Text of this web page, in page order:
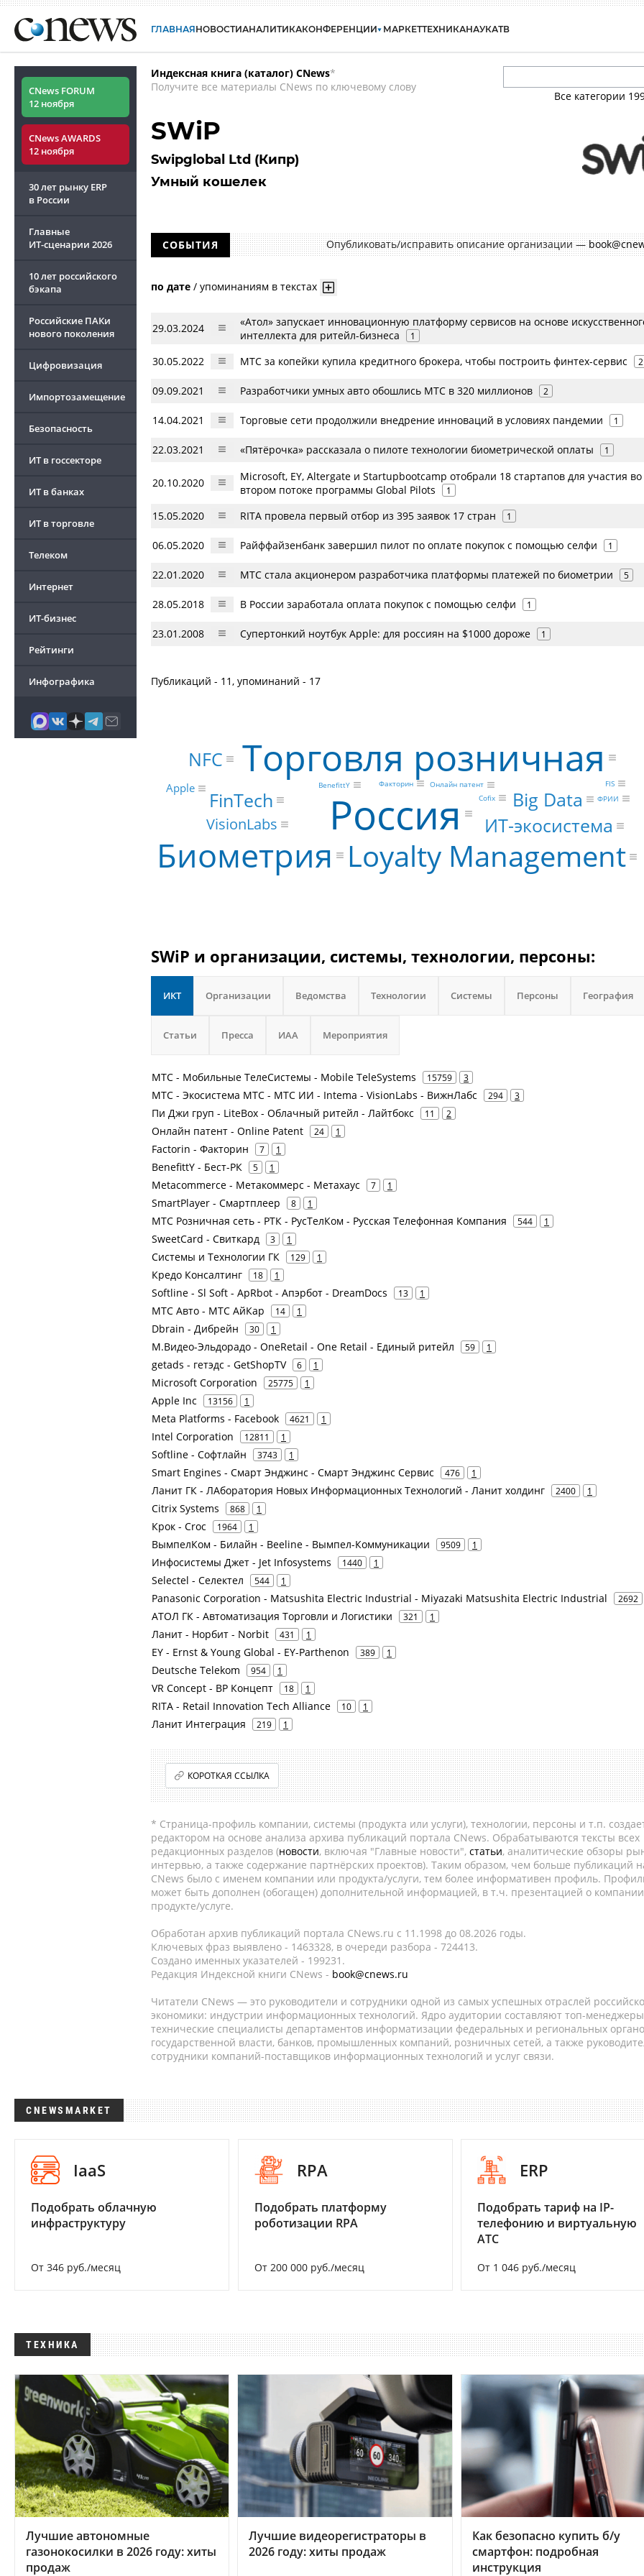
ГЛАВНАЯНОВОСТИАНАЛИТИКАКОНФЕРЕНЦИИ МАРКЕТТЕХНИКАНАУКАТВ
CNews FORUM
12 ноября
CNews AWARDS
12 ноября
30 лет рынку ERP
в России
Главные
ИТ-сценарии 2026
10 лет российского
бэкапа
Российские ПАКи
нового поколения
Цифровизация
Импортозамещение
Безопасность
ИТ в госсекторе
ИТ в банках
ИТ в торговле
Телеком
Интернет
ИТ-бизнес
Рейтинги
Инфографика
Индексная книга (каталог) CNews*
Получите все материалы CNews по ключевому слову
Все категории
SWiP
Swipglobal Ltd (Кипр)
Умный кошелек
СОБЫТИЯ Опубликовать/исправить описание организации —
по дате / упоминаниям в текстах
29.03.2024
«Атол» запускает инновационную платформу сервисов на основе
интеллекта для ритейл-бизнеса
1
30.05.2022 МТС за копейки купила кредитного брокера, чтобы построить финтех-сервис 2
09.09.2021 Разработчики умных авто обошлись МТС в 320 миллионов 2
14.04.2021 Торговые сети продолжили внедрение инноваций в условиях пандемии 1
22.03.2021 «Пятёрочка» рассказала о пилоте технологии биометрической оплаты 1
20.10.2020
Microsoft, EY, Altergate и Startupbootcamp отобрали 18 стартапов для участия во
втором потоке программы Global Pilots
1
15.05.2020 RITA провела первый отбор из 395 заявок 17 стран 1
06.05.2020 Райффайзенбанк завершил пилот по оплате покупок с помощью селфи 1
22.01.2020 МТC стала акционером разработчика платформы платежей по биометрии 5
28.05.2018 В России заработала оплата покупок с помощью селфи 1
23.01.2008 Супертонкий ноутбук Apple: для россиян на $1000 дороже 1
Публикаций - 11, упоминаний - 17
Россия
Торговля розничная
Биометрия Loyalty Management
ИТ-экосистема
Big Data
FinTech
NFC
VisionLabs
Apple Онлайн патент
Факторин
BenefittY
Cofix
ФРИИ
FIS
SWiP и организации, системы, технологии, персоны:
ИКТ Организации Ведомства Технологии Системы Персоны География
Статьи Пресса ИАА Мероприятия
МТС - Мобильные ТелеСистемы - Mobile TeleSystems 15759 3
МТС - Экосистема МТС - МТС ИИ - Intema - VisionLabs - ВижнЛабс 294 3
Пи Джи груп - LiteBox - Облачный ритейл - Лайтбокс 11 2
Онлайн патент - Online Patent 24 1
Factorin - Факторин 7 1
BenefittY - Бест-РК 5 1
Metacommerce - Метакоммерс - Метахаус 7 1
SmartPlayer - Смартплеер 8 1
МТС Розничная сеть - РТК - РусТелКом - Русская Телефонная Компания 544 1
SweetCard - Свиткард 3 1
Системы и Технологии ГК 129 1
Кредо Консалтинг 18 1
Softline - Sl Soft - ApRbot - Апэрбот - DreamDocs 13 1
МТС Авто - МТС АйКар 14 1
Dbrain - Дибрейн 30 1
М.Видео-Эльдорадо - OneRetail - One Retail - Единый ритейл 59 1
getads - гетэдс - GetShopTV 6 1
Microsoft Corporation 25775 1
Apple Inc 13156 1
Meta Platforms - Facebook 4621 1
Intel Corporation 12811 1
Softline - Софтлайн 3743 1
Smart Engines - Смарт Энджинс - Смарт Энджинс Сервис 476 1
Ланит ГК - ЛАборатория Новых Информационных Технологий - Ланит холдинг 2400 1
Citrix Systems 868 1
Крок - Croc 1964 1
ВымпелКом - Билайн - Beeline - Вымпел-Коммуникации 9509 1
Инфосистемы Джет - Jet Infosystems 1440 1
Selectel - Селектел 544 1
Panasonic Corporation - Matsushita Electric Industrial - Miyazaki Matsushita Electric Industrial 2692
АТОЛ ГК - Автоматизация Торговли и Логистики 321 1
Ланит - Норбит - Norbit 431 1
EY - Ernst & Young Global - EY-Parthenon 389 1
Deutsche Telekom 954 1
VR Concept - ВР Концепт 18 1
RITA - Retail Innovation Tech Alliance 10 1
Ланит Интеграция 219 1
КОРОТКАЯ ССЫЛКА
* Страница-профиль компании, системы (продукта или услуги), технологии, персоны и т.п.
редактором на основе анализа архива публикаций портала CNews. Обрабатываются тексты всех
редакционных разделов (новости, включая "Главные новости", статьи, аналитические обзоры
интервью, а также содержание партнёрских проектов). Таким образом, чем больше публикаций
CNews было с именем компании или продукта/услуги, тем более информативен профиль.
может быть дополнен (обогащен) дополнительной информацией, в т.ч. презентацией о
продукте/услуге.
Обработан архив публикаций портала CNews.ru c 11.1998 до 08.2026 годы.
Ключевых фраз выявлено - 1463328, в очереди разбора - 724413.
Создано именных указателей - 199231.
Редакция Индексной книги CNews - book@cnews.ru
Читатели CNews — это руководители и сотрудники одной из самых успешных отраслей
экономики: индустрии информационных технологий. Ядро аудитории составляют топ-
технические специалисты департаментов информатизации федеральных и региональных
государственной власти, банков, промышленных компаний, розничных сетей, а также
сотрудники компаний-поставщиков информационных технологий и услуг связи.
CNEWSMARKET
IaaS
Подобрать облачную
инфраструктуру
От 346 руб./месяц
RPA
Подобрать платформу
роботизации RPA
От 200 000 руб./месяц
ERP
Подобрать тариф на IP-
телефонию и виртуальную
АТС
От 1 046 руб./месяц
ТЕХНИКА
Лучшие автономные
газонокосилки в 2026 году: хиты
продаж
Лучшие видеорегистраторы в
2026 году: хиты продаж
Как безопасно купить б/у
смартфон: подробная
инструкция